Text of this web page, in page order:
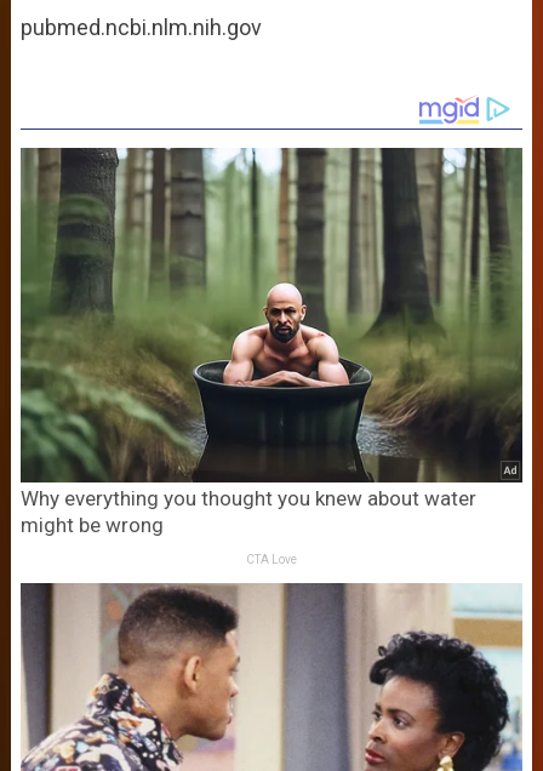
pubmed.ncbi.nlm.nih.gov
Why everything you thought you knew about water
might be wrong
CTA Love